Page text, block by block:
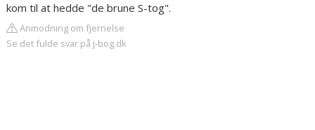
kom til at hedde "de brune S-tog".
Anmodning om fjernelse
Se det fulde svar på j-bog.dk